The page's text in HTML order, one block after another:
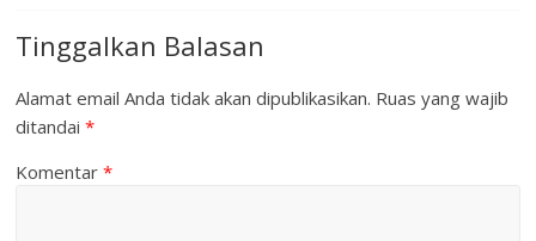
Tinggalkan Balasan
Alamat email Anda tidak akan dipublikasikan. Ruas yang wajib
ditandai*
Komentar*